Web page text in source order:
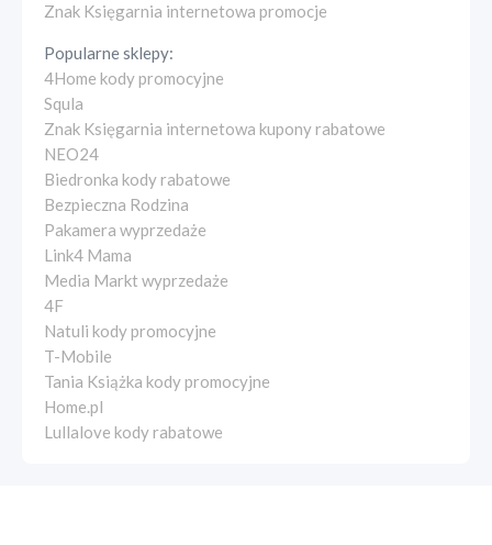
Znak Księgarnia internetowa promocje
Popularne sklepy:
4Home kody promocyjne
Squla
Znak Księgarnia internetowa kupony rabatowe
NEO24
Biedronka kody rabatowe
Bezpieczna Rodzina
Pakamera wyprzedaże
Link4 Mama
Media Markt wyprzedaże
4F
Natuli kody promocyjne
T-Mobile
Tania Książka kody promocyjne
Home.pl
Lullalove kody rabatowe